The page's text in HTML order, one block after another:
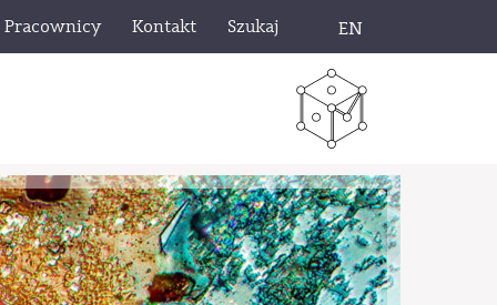
Pracownicy Kontakt Szukaj EN